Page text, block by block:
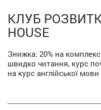
КЛУБ
HOUSE
Знижка: 20% на
швидко читання, курс
на курс англійської